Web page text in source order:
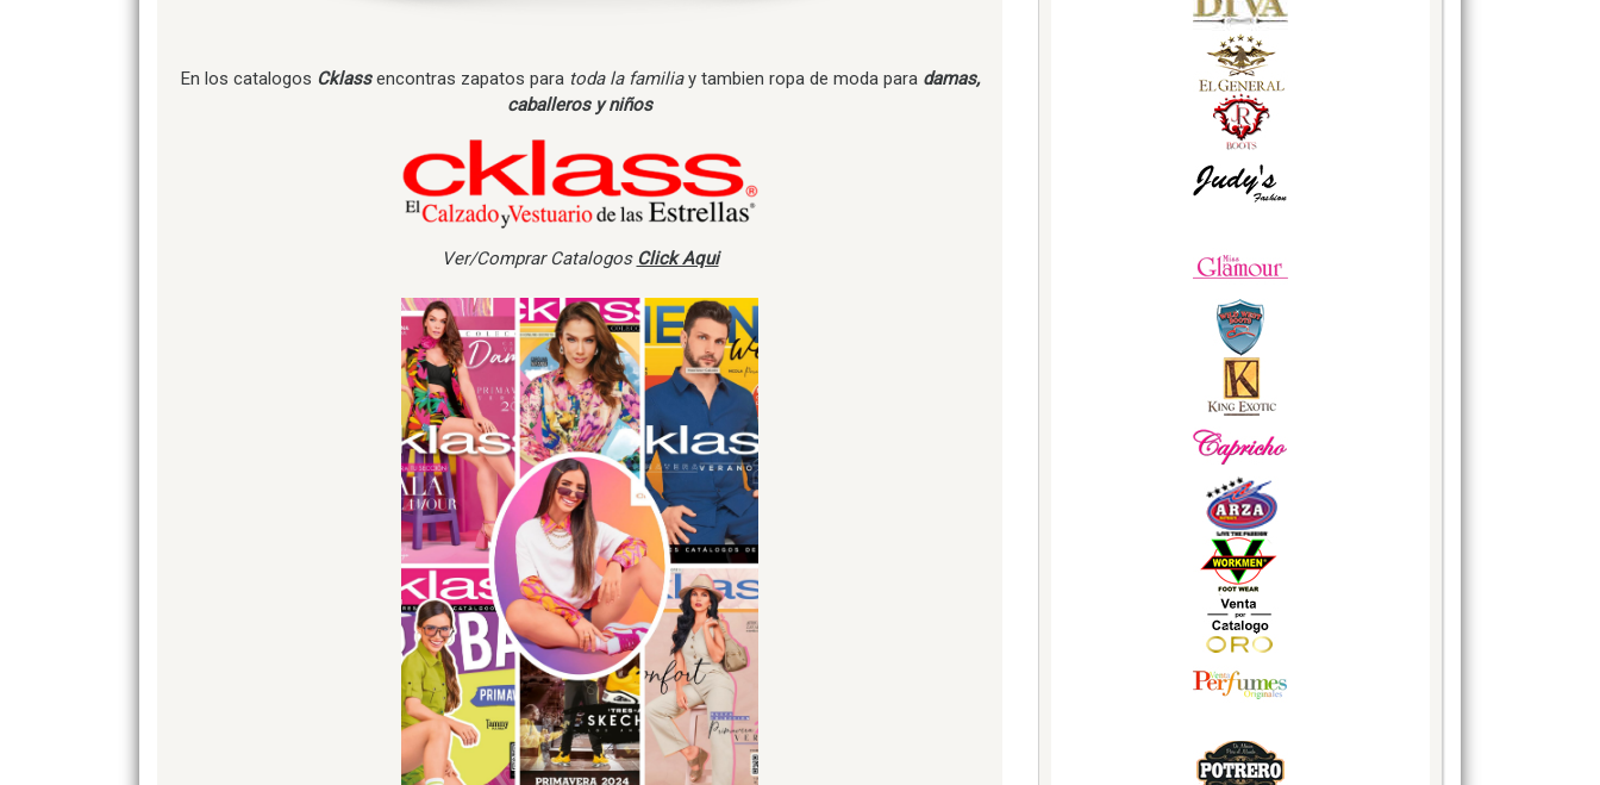
En los catalogos Cklass encontras zapatos para toda la familiay tambien ropa de moda paradamas,
caballeros y niños
Ver/Comprar Catalogos Click Aqui